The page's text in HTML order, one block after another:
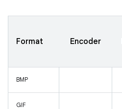
Format Encoder
BMP
GIF